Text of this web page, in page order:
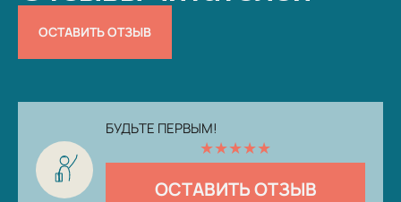
ОСТАВИТЬ ОТЗЫВ
БУДЬТЕ ПЕРВЫМ!
★★★★★
ОСТАВИТЬ ОТЗЫВ